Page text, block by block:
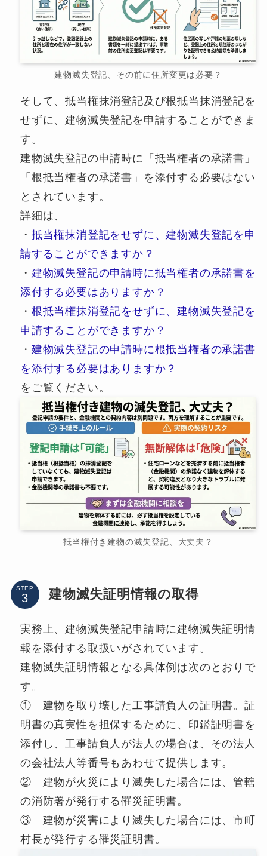
建物滅失登記、その前に住所変更は必要？
そして、抵当権抹消登記及び根抵当抹消登記を
せずに、建物滅失登記を申請することができま
す。
建物滅失登記の申請時に「抵当権者の承諾書」
「根抵当権者の承諾書」を添付する必要はない
とされています。
詳細は、
・ 抵当権抹消登記をせずに、建物滅失登記を申
請することができますか？
・ 建物滅失登記の申請時に抵当権者の承諾書を
添付する必要はありますか？
・ 根抵当権抹消登記をせずに、建物滅失登記を
申請することができますか？
・ 建物滅失登記の申請時に根抵当権者の承諾書
を添付する必要はありますか？
をご覧ください。
抵当権付き建物の滅失登記、大丈夫？
STEP 建物滅失証明情報の取得
実務上、建物滅失登記申請時に建物滅失証明情
報を添付する取扱いがされています。
建物滅失証明情報となる具体例は次のとおりで
す。
① 建物を取り壊した工事請負人の証明書。証
明書の真実性を担保するために、印鑑証明書を
添付し、工事請負人が法人の場合は、その法人
の会社法人等番号もあわせて提供します。
② 建物が火災により滅失した場合には、管轄
の消防署が発行する罹災証明書。
③ 建物が災害により滅失した場合には、市町
村長が発行する罹災証明書。